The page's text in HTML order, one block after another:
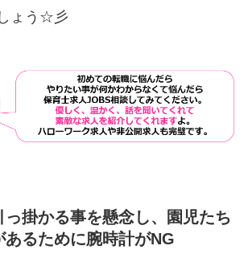
ょう☆彡
っ掛かる事を懸念し、園児たち
あるために腕時計がNG